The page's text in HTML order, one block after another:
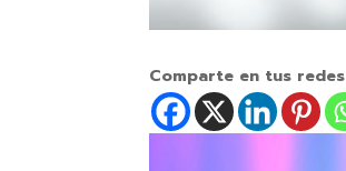
Comparte en tus redes